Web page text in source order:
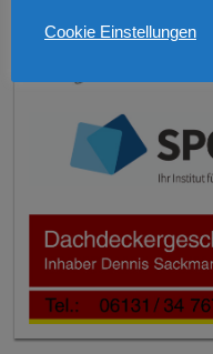
Cookie Einstellungen